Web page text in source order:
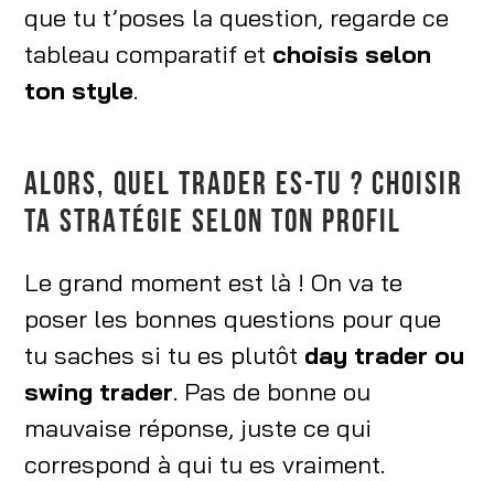
que tu t’poses la question, regarde ce
tableau comparatif et choisis selon
ton style.
ALORS, QUEL TRADER ES-TU ? CHOISIR
TA STRATÉGIE SELON TON PROFIL
Le grand moment est là ! On va te
poser les bonnes questions pour que
tu saches si tu es plutôt day trader ou
swing trader. Pas de bonne ou
mauvaise réponse, juste ce qui
correspond à qui tu es vraiment.